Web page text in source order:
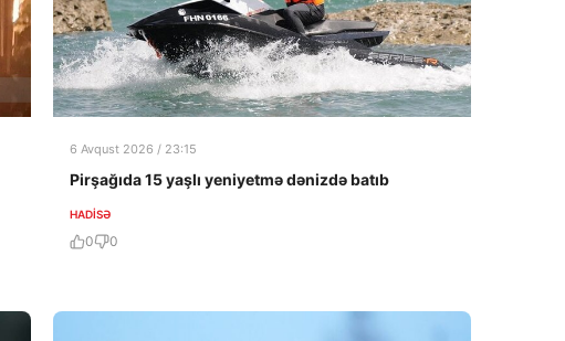
6 Avqust 2026 / 23:15
Pirşağıda 15 yaşlı yeniyetmə dənizdə batıb
HADISƏ
0 0